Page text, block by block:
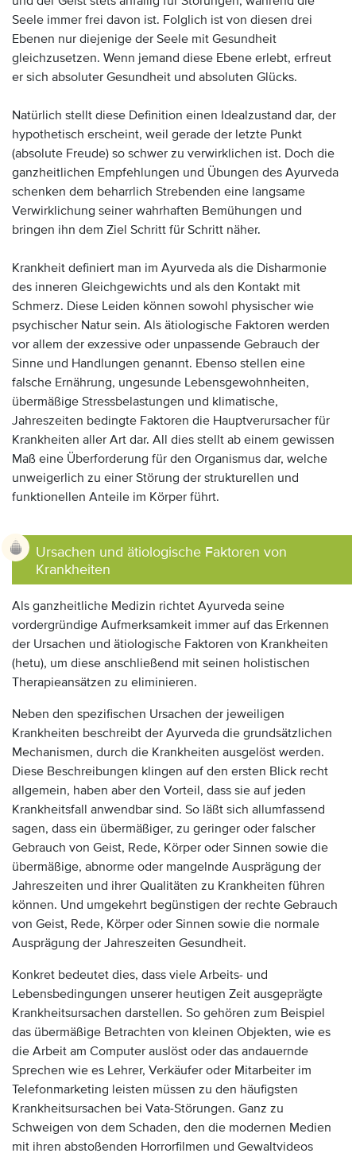
Seele immer frei davon ist. Folglich ist von diesen drei
Ebenen nur diejenige der Seele mit Gesundheit
gleichzusetzen. Wenn jemand diese Ebene erlebt, erfreut
er sich absoluter Gesundheit und absoluten Glücks.
Natürlich stellt diese Definition einen Idealzustand dar, der
hypothetisch erscheint, weil gerade der letzte Punkt
(absolute Freude) so schwer zu verwirklichen ist. Doch die
ganzheitlichen Empfehlungen und Übungen des Ayurveda
schenken dem beharrlich Strebenden eine langsame
Verwirklichung seiner wahrhaften Bemühungen und
bringen ihn dem Ziel Schritt für Schritt näher.
Krankheit definiert man im Ayurveda als die Disharmonie
des inneren Gleichgewichts und als den Kontakt mit
Schmerz. Diese Leiden können sowohl physischer wie
psychischer Natur sein. Als ätiologische Faktoren werden
vor allem der exzessive oder unpassende Gebrauch der
Sinne und Handlungen genannt. Ebenso stellen eine
falsche Ernährung, ungesunde Lebensgewohnheiten,
übermäßige Stressbelastungen und klimatische,
Jahreszeiten bedingte Faktoren die Hauptverursacher für
Krankheiten aller Art dar. All dies stellt ab einem gewissen
Maß eine Überforderung für den Organismus dar, welche
unweigerlich zu einer Störung der strukturellen und
funktionellen Anteile im Körper führt.
Ursachen und ätiologische Faktoren von
Krankheiten
Als ganzheitliche Medizin richtet Ayurveda seine
vordergründige Aufmerksamkeit immer auf das Erkennen
der Ursachen und ätiologische Faktoren von Krankheiten
(hetu), um diese anschließend mit seinen holistischen
Therapieansätzen zu eliminieren.
Neben den spezifischen Ursachen der jeweiligen
Krankheiten beschreibt der Ayurveda die grundsätzlichen
Mechanismen, durch die Krankheiten ausgelöst werden.
Diese Beschreibungen klingen auf den ersten Blick recht
allgemein, haben aber den Vorteil, dass sie auf jeden
Krankheitsfall anwendbar sind. So läßt sich allumfassend
sagen, dass ein übermäßiger, zu geringer oder falscher
Gebrauch von Geist, Rede, Körper oder Sinnen sowie die
übermäßige, abnorme oder mangelnde Ausprägung der
Jahreszeiten und ihrer Qualitäten zu Krankheiten führen
können. Und umgekehrt begünstigen der rechte Gebrauch
von Geist, Rede, Körper oder Sinnen sowie die normale
Ausprägung der Jahreszeiten Gesundheit.
Konkret bedeutet dies, dass viele Arbeits- und
Lebensbedingungen unserer heutigen Zeit ausgeprägte
Krankheitsursachen darstellen. So gehören zum Beispiel
das übermäßige Betrachten von kleinen Objekten, wie es
die Arbeit am Computer auslöst oder das andauernde
Sprechen wie es Lehrer, Verkäufer oder Mitarbeiter im
Telefonmarketing leisten müssen zu den häufigsten
Krankheitsursachen bei Vata-Störungen. Ganz zu
Schweigen von dem Schaden, den die modernen Medien
mit ihren abstoßenden Horrorfilmen und Gewaltvideos